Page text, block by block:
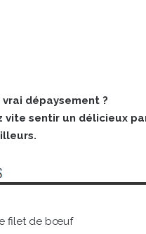
vrai dépaysement ?
vite sentir un délicieux
filet de bœuf